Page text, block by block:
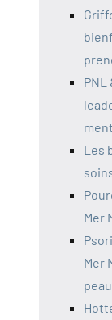
PNL
Les
Mer
Mer
peau